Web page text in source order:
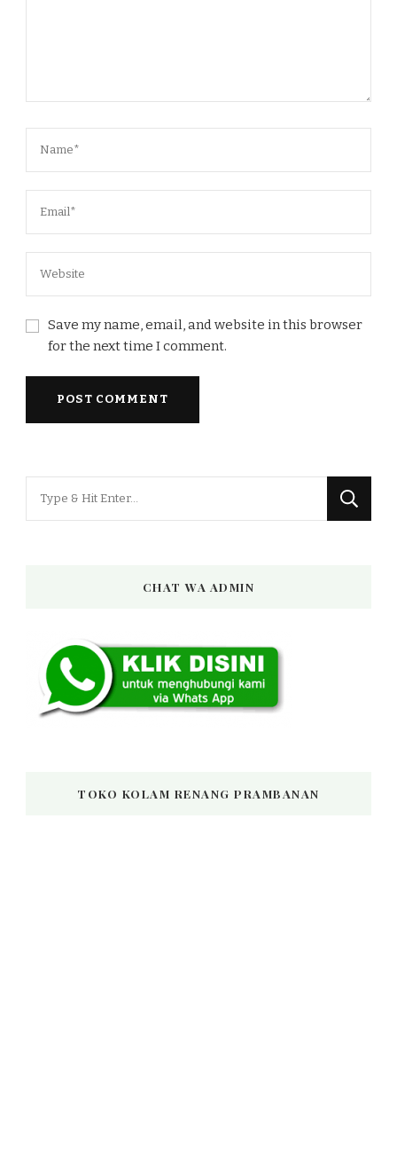
Save my name, email, and website in this browser
for the next time I comment.
CHAT WA ADMIN
TOKO KOLAM RENANG PRAMBANAN